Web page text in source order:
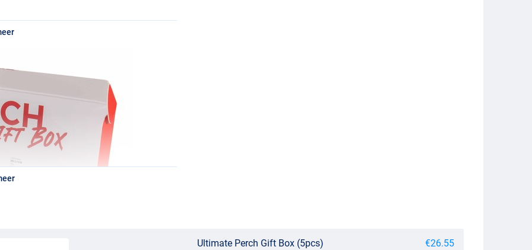
Ultimate Perch Gift Box (5pcs) €26.55